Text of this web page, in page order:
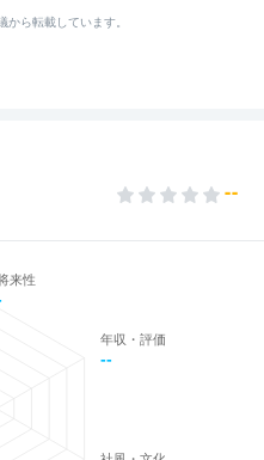
ら転載しています。
--
来性
年収・評価
--